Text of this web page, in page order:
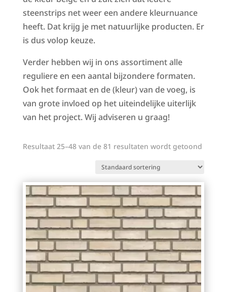
steenstrips net weer een andere kleurnuance
heeft. Dat krijg je met natuurlijke producten. Er
is dus volop keuze.
Verder hebben wij in ons assortiment alle
reguliere en een aantal bijzondere formaten.
Ook het formaat en de (kleur) van de voeg, is
van grote invloed op het uiteindelijke uiterlijk
van het project. Wij adviseren u graag!
Resultaat 25–48 van de 81 resultaten wordt getoond